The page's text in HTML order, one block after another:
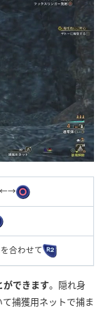
←→
合わせて
ができます。隠れ身
捕獲用ネットで捕ま